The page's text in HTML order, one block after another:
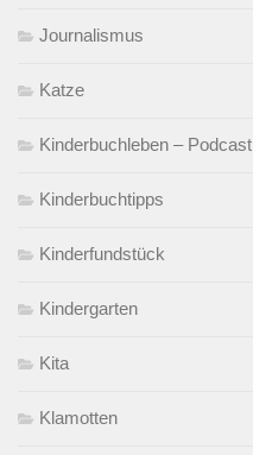
Journalismus
Katze
Kinderbuchleben – Podcast
Kinderbuchtipps
Kinderfundstück
Kindergarten
Kita
Klamotten